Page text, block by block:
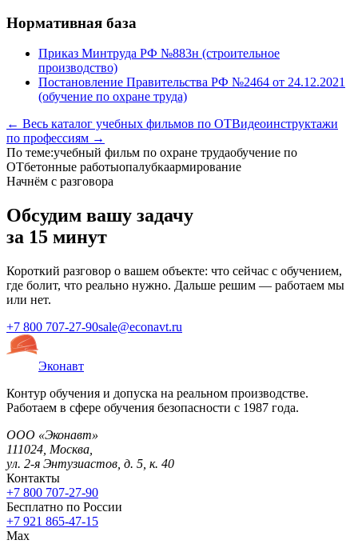
Нормативная база
Приказ Минтруда РФ №883н (строительное
производство)
Постановление Правительства РФ №2464 от 24.12.2021
(обучение по охране труда)
← Весь каталог учебных фильмов по ОТВидеоинструктажи
по профессиям →
По теме:учебный фильм по охране трудаобучение по
ОТбетонные работыопалубкаармирование
Начнём с разговора
Обсудим вашу задачу
за 15 минут
Короткий разговор о вашем объекте: что сейчас с обучением,
где болит, что реально нужно. Дальше решим — работаем мы
или нет.
+7 800 707-27-90sale@econavt.ru
Эконавт
Контур обучения и допуска на реальном производстве.
Работаем в сфере обучения безопасности с 1987 года.
ООО «Эконавт»
111024 Москва
ул. 2-я Энтузиастов, д. 5, к. 40
Контакты
+7 800 707-27-90
Бесплатно по России
+7 921 865-47-15
Max